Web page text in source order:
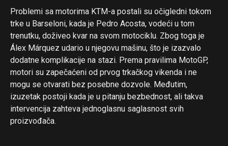
Problemi sa motorima KTM-a postali su očigledni tokom
trke u Barseloni, kada je Pedro Acosta, vodeći u tom
trenutku, doživeo kvar na svom motociklu. Zbog toga je
Álex Márquez udario u njegovu mašinu, što je izazvalo
dodatne komplikacije na stazi. Prema pravilima MotoGP,
motori su zapečaćeni od prvog trkačkog vikenda i ne
mogu se otvarati bez posebne dozvole. Međutim,
izuzetak postoji kada je u pitanju bezbednost, ali takva
intervencija zahteva jednoglasnu saglasnost svih
proizvođača.